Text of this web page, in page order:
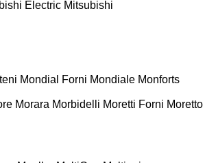
Electric Mitsubishi
Mondial Forni Mondiale Monforts
Morara Morbidelli Moretti Forni Moretto